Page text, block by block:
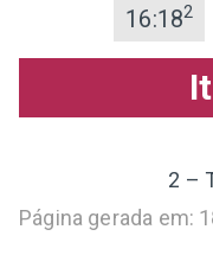
16:182
2 –
Página gerada em: